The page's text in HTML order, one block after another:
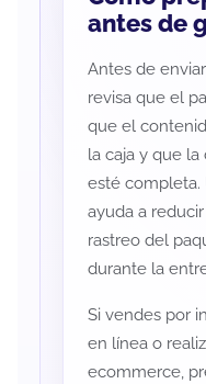
antes de
Antes de
revisa que el
que el
la caja y que
esté completa.
ayuda a
rastreo del
durante la
Si vendes por
en línea o
ecommerce,